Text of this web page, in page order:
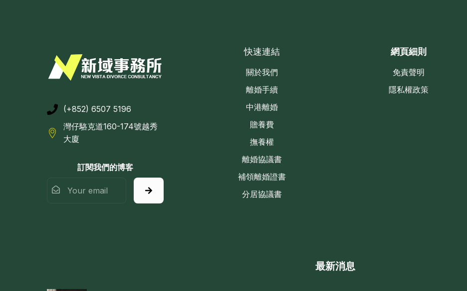
(+852) 6507 5196
灣仔駱克道160-174號越秀
大廈
訂閱我們的博客
快速連結
關於我們
離婚手續
中港離婚
贍養費
撫養權
離婚協議書
補領離婚證書
分居協議書
網頁細則
免責聲明
隱私權政策
最新消息